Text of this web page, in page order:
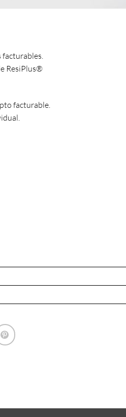
ResiPlus®
facturable.